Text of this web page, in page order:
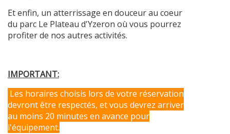
Et enfin, un atterrissage en douceur au coeur
du parc Le Plateau d'Yzeron où vous pourrez
profiter de nos autres activités.
IMPORTANT:
Les horaires choisis lors de votre réservation
devront être respectés, et vous devrez arriver
au moins 20 minutes en avance pour
l'équipement.